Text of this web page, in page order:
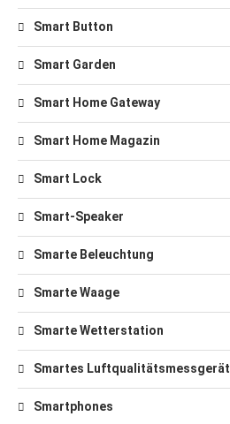
Smart Button
Smart Garden
Smart Home Gateway
Smart Home Magazin
Smart Lock
Smart-Speaker
Smarte Beleuchtung
Smarte Waage
Smarte Wetterstation
Smartes Luftqualitätsmessgerät
Smartphones